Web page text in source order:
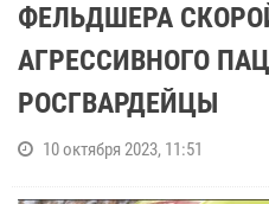
ФЕЛЬДШЕРА
АГРЕССИВНОГО
РОСГВАРДЕЙЦЫ
10 октября 2023, 11:51